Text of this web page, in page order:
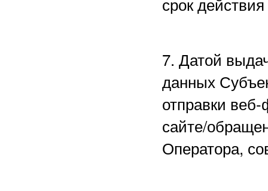
7. Датой
данных
отправки
сайте/
Оператора,